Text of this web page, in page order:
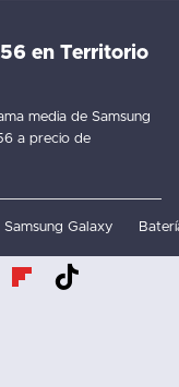
en Territorio
media de Samsung
a precio de
Samsung Galaxy